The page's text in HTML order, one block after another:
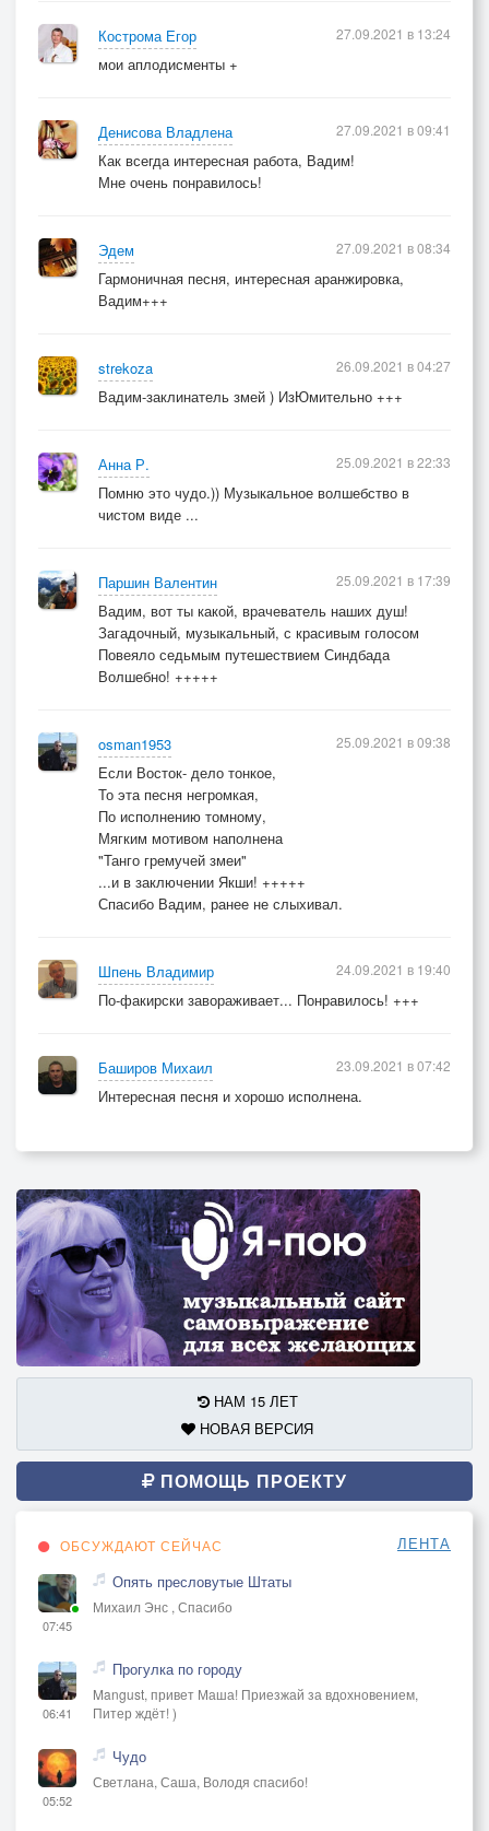
Кострома Егор
мои аплодисменты +
27.09.2021 в 13:24
Денисова Владлена
Как всегда интересная работа, Вадим!
Мне очень понравилось!
27.09.2021 в 09:41
Эдем
Гармоничная песня, интересная аранжировка,
Вадим+++
27.09.2021 в 08:34
strekoza
Вадим-заклинатель змей ) ИзЮмительно +++
26.09.2021 в 04:27
Анна Р.
Помню это чудо.)) Музыкальное волшебство в
чистом виде ...
25.09.2021 в 22:33
Паршин Валентин
Вадим, вот ты какой, врачеватель наших душ!
Загадочный, музыкальный, с красивым голосом
Повеяло седьмым путешествием Синдбада
Волшебно! +++++
25.09.2021 в 17:39
osman1953
Если Восток- дело тонкое,
То эта песня негромкая,
По исполнению томному,
Мягким мотивом наполнена
"Танго гремучей змеи"
...и в заключении Якши! +++++
Спасибо Вадим, ранее не слыхивал.
25.09.2021 в 09:38
Шпень Владимир
По-факирски завораживает... Понравилось! +++
24.09.2021 в 19:40
Баширов Михаил
Интересная песня и хорошо исполнена.
23.09.2021 в 07:42
НАМ 15 ЛЕТ
НОВАЯ ВЕРСИЯ
ПОМОЩЬ ПРОЕКТУ
ОБСУЖДАЮТ СЕЙЧАС ЛЕНТА
07:45
Опять пресловутые Штаты
Михаил Энс , Спасибо
06:41
Прогулка по городу
Mangust, привет Маша! Приезжай за вдохновением,
Питер ждёт! )
05:52
Чудо
Светлана, Саша, Володя спасибо!